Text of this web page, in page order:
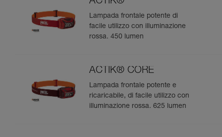
Lampada frontale potente di
facile utilizzo con illuminazione
rossa. 450 lumen
ACTIK® CORE
Lampada frontale potente e
ricaricabile, di facile utilizzo con
illuminazione rossa. 625 lumen